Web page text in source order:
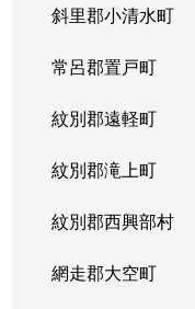
斜里郡小清水町
常呂郡置戸町
紋別郡遠軽町
紋別郡滝上町
紋別郡西興部村
網走郡大空町